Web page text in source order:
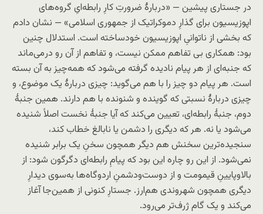
در جستاری پیشین — «دربارهٔ ضرورتِ کارِ رابطه‌ایِ گروه‌های
اپوزیسیون برای گذارِ دموکراتیک از جمهوری اسلامی» — نشان دادم
که بخشی از ناتوانیِ اپوزیسیون خودساخته است. استدلال چنین
بود: همکاری بی تفاهم ممکن نیست، و تفاهم از آن رو در‌می‌ماند
که جنبه‌ای از هر پیام نادیده گرفته می‌شود که همه‌چیز به آن بسته
است. هر پیام دو چیز را با هم می‌گوید: چیزی دربارهٔ یک موضوع، و
چیزی دربارهٔ نسبتی که گوینده و شنونده با هم دارند. همین جنبهٔ
دوم، جنبهٔ رابطه‌ای، تعیین می‌کند که آیا جنبهٔ نخست اصلاً شنیده
می‌شود یا نه. هر که دیگری را دشمن یا نابالغ خطاب کند،
سنجیده‌ترین سخنش هم دیگر همچون سخنِ یک برابر شنیده
نمی‌شود. از این رو چاره این بود که پیامِ رابطه‌ای دگرگون شود: از
بالا‌و‌پایینِ قیمومت و از دوست‌و‌دشمنِ اردوگاه‌ها به‌سوی دیدارِ
دیگری همچون شهروندی هم‌ارز. جستارِ کنونی از همین‌جا آغاز
می‌کند و یک گام ژرف‌تر می‌رود.